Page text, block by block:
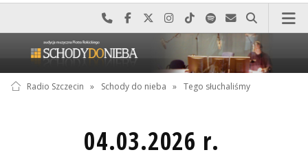
Najlepiej po prostu do nas zadzwoń
Odwiedź nas na Facebook-u
Odwiedź nas na X
Odwiedź nas na Instagram-ie
Odwiedź nas na TikTok-u
Szukaj nas na Spotify
Wyślij do nas
Szukaj
Radio Szczecin » Schody do nieba » Tego słuchaliśmy
04.03.2026 r.